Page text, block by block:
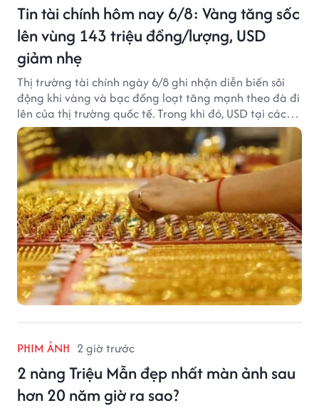
Tin tài chính hôm nay 6/8: Vàng tăng sốc
lên vùng 143 triệu đồng/lượng, USD
giảm nhẹ
Thị trường tài chính ngày 6/8 ghi nhận diễn biến sôi
động khi vàng và bạc đồng loạt tăng mạnh theo đà đi
lên của thị trường quốc tế. Trong khi đó, USD tại các
ngân hàng tiếp tục hạ nhiệt dù tỷ giá trung tâm lập
đỉnh mới.
PHIM ẢNH 2 giờ trước
2 nàng Triệu Mẫn đẹp nhất màn ảnh sau
hơn 20 năm giờ ra sao?